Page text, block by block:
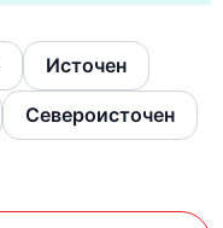
Источен
Североисточен